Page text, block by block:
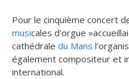
Pour le cinquième concert
musicales d’orgue
cathédrale du Mans
également compositeur et
international.